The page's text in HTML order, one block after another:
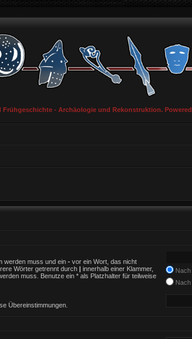
- Archäologie und Rekonstruktion. Powered
werden muss und ein - vor ein Wort, das nicht
Wörter getrennt durch | innerhalb einer Klammer,
muss. Benutze ein * als Platzhalter für teilweise
Übereinstimmungen.